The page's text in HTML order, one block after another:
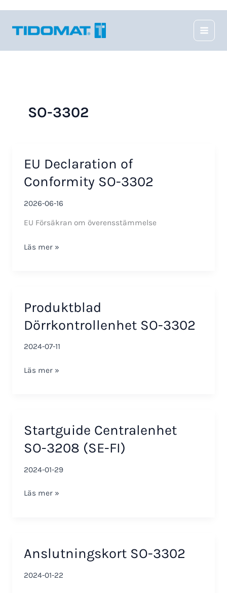
innehåll
SO-3302
EU Declaration of
Conformity SO-3302
2026-06-16
EU Försäkran om överensstämmelse
EU
3302
Läs mer »
Produktblad
Dörrkontrollenhet SO-3302
2024-07-11
Produktblad
Läs mer »
Startguide Centralenhet
SO-3208 (SE-FI)
2024-01-29
Startguide
FI)
Läs mer »
Anslutningskort SO-3302
2024-01-22